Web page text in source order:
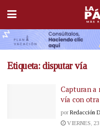
Etiqueta: disputar vía
Capturan a
vía con
por Redacción
VIERNES,